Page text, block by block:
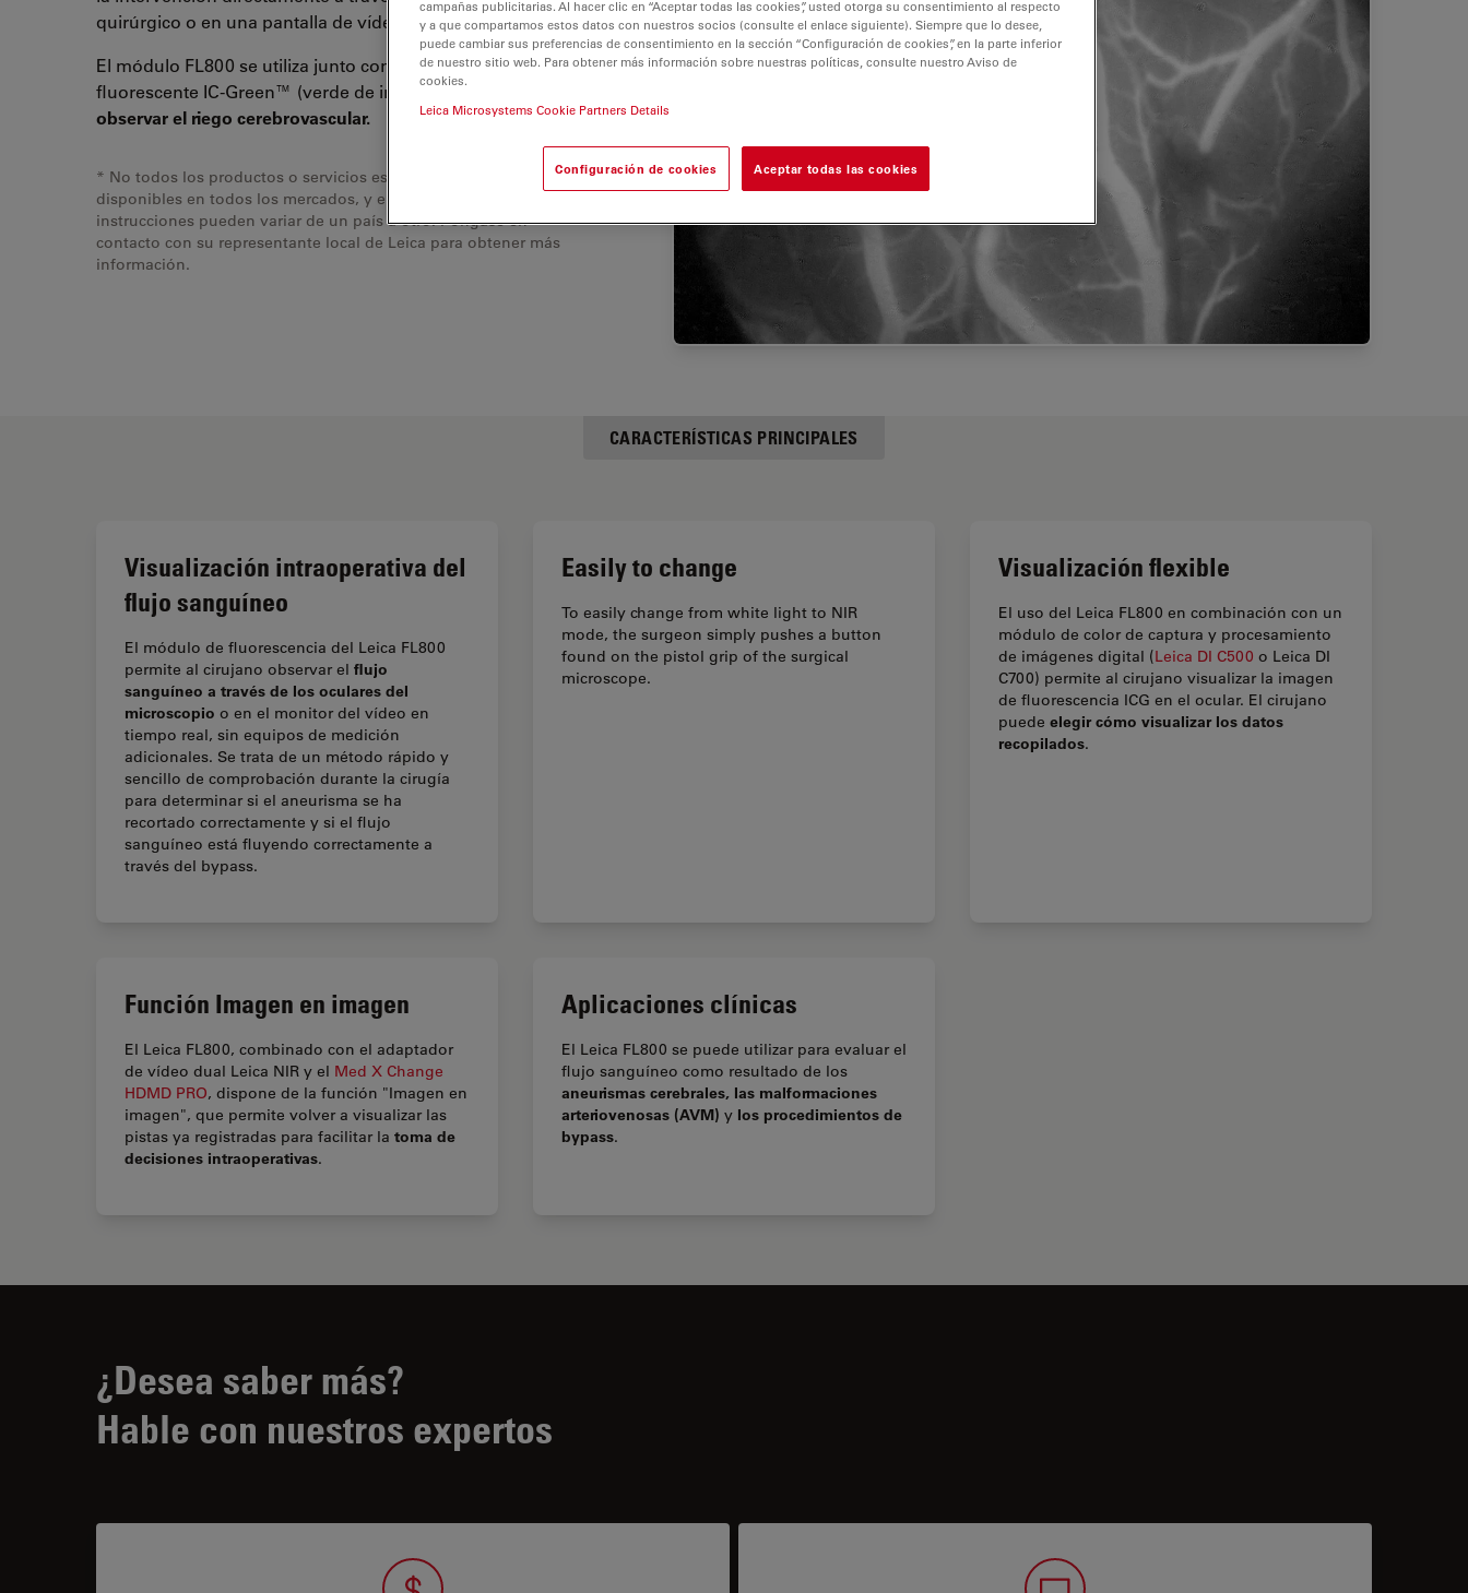
quirúrgico o en una pantalla de vídeo.
El módulo FL800 se utiliza junto con el colorante
fluorescente IC-Green™ (verde de indocianina) para
observar el riego cerebrovascular.
* No todos los productos o servicios están aprobados o
disponibles en todos los mercados, y el etiquetado y las
instrucciones pueden variar de un país a otro. Póngase en
contacto con su representante local de Leica para obtener más
información.
CARACTERÍSTICAS PRINCIPALES
Visualización intraoperativa del
flujo sanguíneo
El módulo de fluorescencia del Leica FL800
permite al cirujano observar el flujo
sanguíneo a través de los oculares del
microscopio o en el monitor del vídeo en
tiempo real, sin equipos de medición
adicionales. Se trata de un método rápido y
sencillo de comprobación durante la cirugía
para determinar si el aneurisma se ha
recortado correctamente y si el flujo
sanguíneo está fluyendo correctamente a
través del bypass.
Easily to change
To easily change from white light to NIR
mode, the surgeon simply pushes a button
found on the pistol grip of the surgical
microscope.
Visualización flexible
El uso del Leica FL800 en combinación con un
módulo de color de captura y procesamiento
de imágenes digital (Leica DI C500 o Leica DI
C700) permite al cirujano visualizar la imagen
de fluorescencia ICG en el ocular. El cirujano
puede elegir cómo visualizar los datos
recopilados.
Función Imagen en imagen
El Leica FL800, combinado con el adaptador
de vídeo dual Leica NIR y el Med X Change
HDMD PRO, dispone de la función "Imagen en
imagen", que permite volver a visualizar las
pistas ya registradas para facilitar la toma de
decisiones intraoperativas.
Aplicaciones clínicas
El Leica FL800 se puede utilizar para evaluar el
flujo sanguíneo como resultado de los
aneurismas cerebrales, las malformaciones
arteriovenosas (AVM) y los procedimientos de
bypass.
¿Desea saber más?
Hable con nuestros expertos
campañas publicitarias. Al hacer clic en “Aceptar todas las cookies”, usted otorga su consentimiento al respecto
y a que compartamos estos datos con nuestros socios (consulte el enlace siguiente). Siempre que lo desee,
puede cambiar sus preferencias de consentimiento en la sección “Configuración de cookies”, en la parte inferior
de nuestro sitio web. Para obtener más información sobre nuestras políticas, consulte nuestro Aviso de
cookies.
Leica Microsystems Cookie Partners Details
Configuración de cookies Aceptar todas las cookies